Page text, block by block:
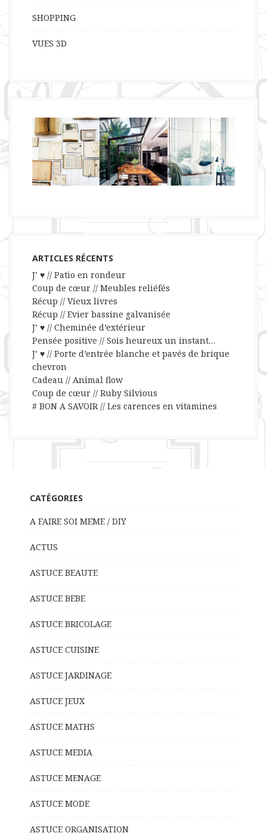
SHOPPING
VUES 3D
ARTICLES RÉCENTS
J’ ♥ // Patio en rondeur
Coup de cœur // Meubles reliéfés
Récup // Vieux livres
Récup // Evier bassine galvanisée
J’ ♥ // Cheminée d’extérieur
Pensée positive // Sois heureux un instant…
J’ ♥ // Porte d’entrée blanche et pavés de brique
chevron
Cadeau // Animal flow
Coup de cœur // Ruby Silvious
# BON A SAVOIR // Les carences en vitamines
CATÉGORIES
A FAIRE SOI MEME / DIY
ACTUS
ASTUCE BEAUTE
ASTUCE BEBE
ASTUCE BRICOLAGE
ASTUCE CUISINE
ASTUCE JARDINAGE
ASTUCE JEUX
ASTUCE MATHS
ASTUCE MEDIA
ASTUCE MENAGE
ASTUCE MODE
ASTUCE ORGANISATION